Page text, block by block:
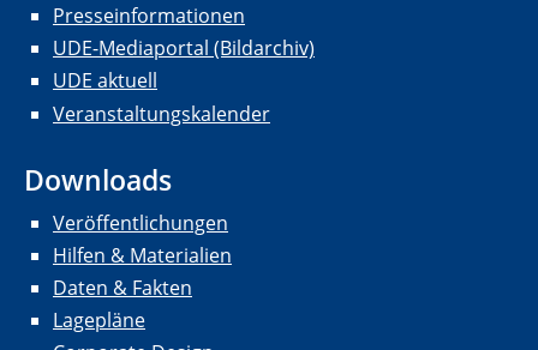
Presseinformationen
UDE-Mediaportal (Bildarchiv)
UDE aktuell
Veranstaltungskalender
Downloads
Veröffentlichungen
Hilfen & Materialien
Daten & Fakten
Lagepläne